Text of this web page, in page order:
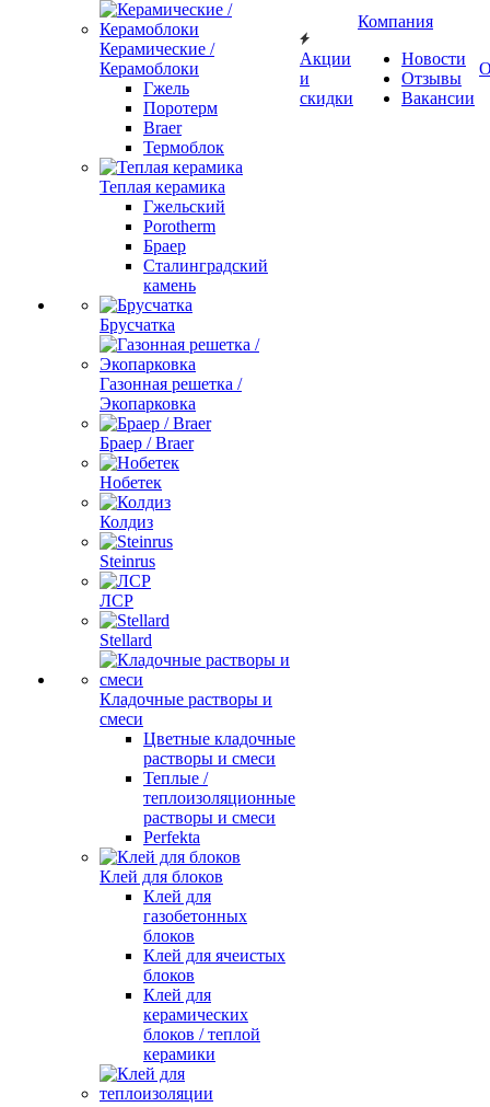
Керамические /
Керамоблоки
Гжель
Поротерм
Braer
Термоблок
Теплая керамика
Гжельский
Porotherm
Браер
Сталинградский
камень
Брусчатка
Газонная решетка /
Экопарковка
Браер / Braer
Нобетек
Колдиз
Steinrus
ЛСР
Stellard
Кладочные растворы и
смеси
Цветные кладочные
растворы и смеси
Теплые /
теплоизоляционные
растворы и смеси
Perfekta
Клей для блоков
Клей для
газобетонных
блоков
Клей для ячеистых
блоков
Клей для
керамических
блоков / теплой
керамики
Акции
и
скидки
Компания
Новости
Отзывы
Вакансии